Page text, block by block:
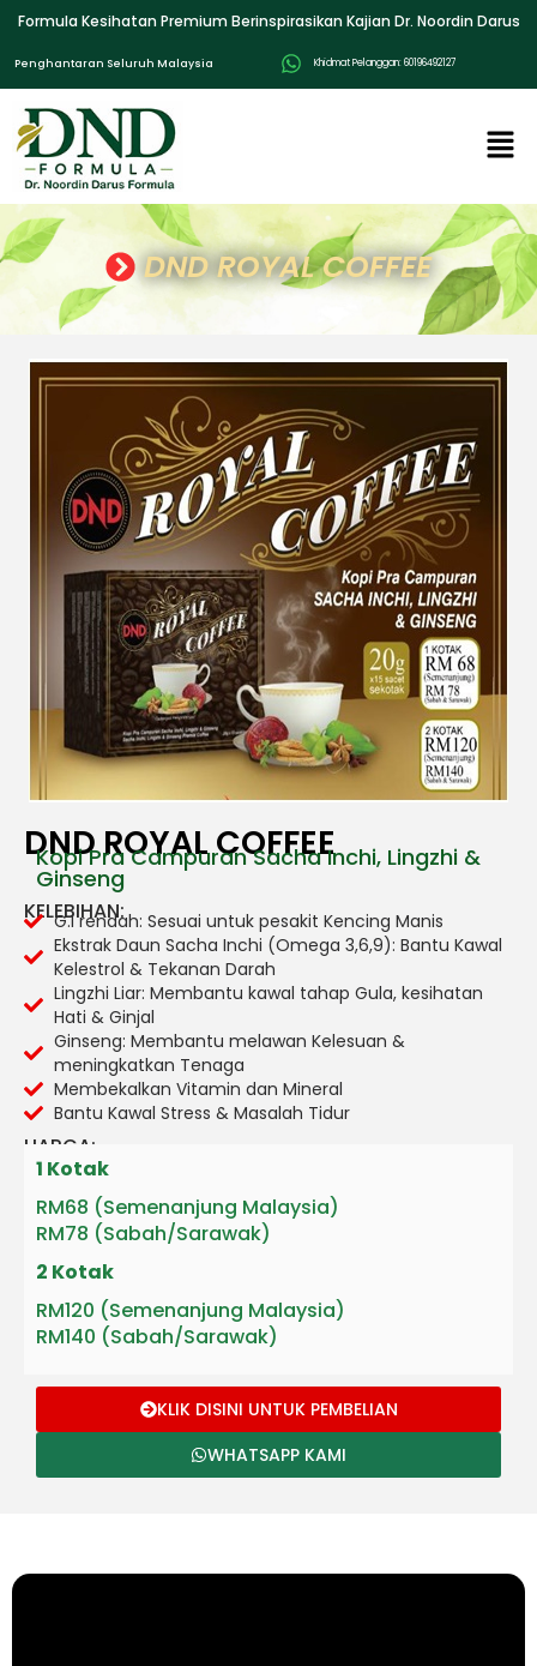
Formula Kesihatan Premium Berinspirasikan Kajian Dr. Noordin Darus
Penghantaran Seluruh Malaysia Khidmat Pelanggan: 60196492127
DND ROYAL COFFEE
DND ROYAL COFFEE
Kopi Pra Campuran Sacha Inchi, Lingzhi &
Ginseng
KELEBIHAN:
G.I rendah: Sesuai untuk pesakit Kencing Manis
Ekstrak Daun Sacha Inchi (Omega 3,6,9): Bantu Kawal
Kelestrol & Tekanan Darah
Lingzhi Liar: Membantu kawal tahap Gula, kesihatan
Hati & Ginjal
Ginseng: Membantu melawan Kelesuan &
meningkatkan Tenaga
Membekalkan Vitamin dan Mineral
Bantu Kawal Stress & Masalah Tidur
HARGA:
1 Kotak
RM68 (Semenanjung Malaysia)
RM78 (Sabah/Sarawak)
2 Kotak
RM120 (Semenanjung Malaysia)
RM140 (Sabah/Sarawak)
KLIK DISINI UNTUK PEMBELIAN
WHATSAPP KAMI